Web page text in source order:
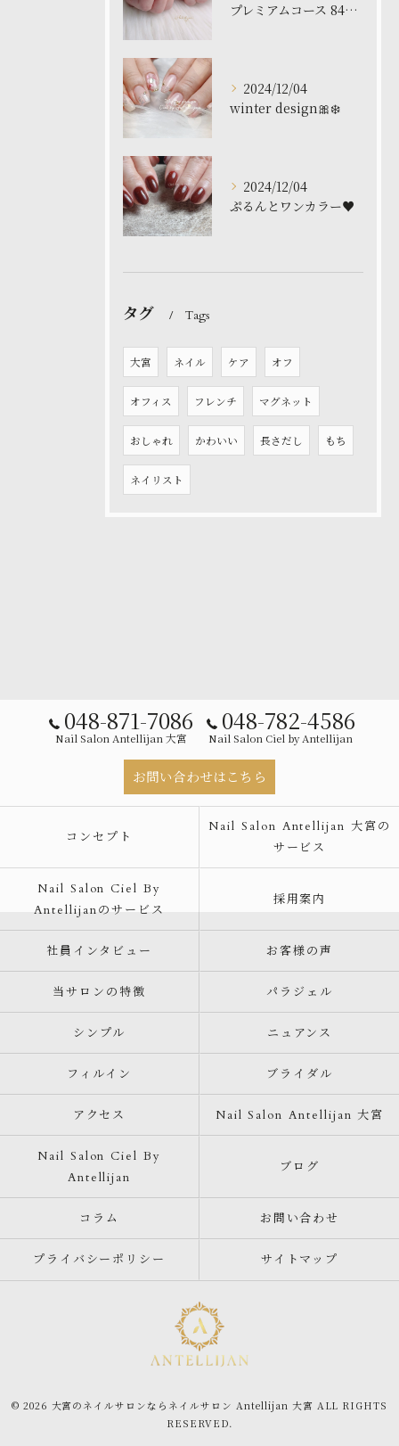
プレミアムコース 8480円
2024/12/04
winter design🎀❄️
2024/12/04
ぷるんとワンカラー♥️
タグ Tags
大宮 ネイル ケア オフ
オフィス フレンチ マグネット
おしゃれ かわいい 長さだし もち
ネイリスト
048-871-7086
Nail Salon Antellijan 大宮
048-782-4586
Nail Salon Ciel by Antellijan
お問い合わせはこちら
コンセプト
Nail Salon Antellijan 大宮の
サービス
Nail Salon Ciel By
Antellijanのサービス
採用案内
社員インタビュー お客様の声
当サロンの特徴 パラジェル
シンプル ニュアンス
フィルイン ブライダル
アクセス Nail Salon Antellijan 大宮
Nail Salon Ciel By
Antellijan
ブログ
コラム お問い合わせ
プライバシーポリシー サイトマップ
© 2026 大宮のネイルサロンならネイルサロン Antellijan 大宮 ALL RIGHTS
RESERVED.